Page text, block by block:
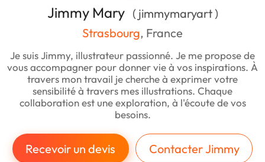
Jimmy Mary ( jimmymaryart )
Strasbourg, France
Je suis Jimmy, illustrateur passionné. Je me propose de
vous accompagner pour donner vie à vos inspirations. À
travers mon travail je cherche à exprimer votre
sensibilité à travers mes illustrations. Chaque
collaboration est une exploration, à l'écoute de vos
besoins.
Recevoir un devis Contacter Jimmy